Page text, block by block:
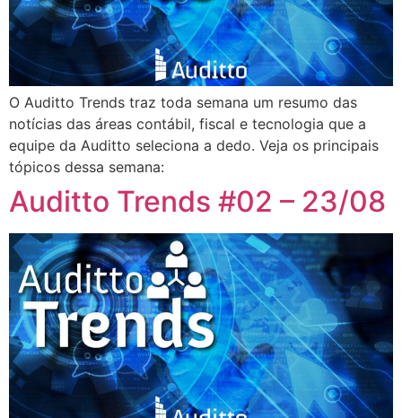
O Auditto Trends traz toda semana um resumo das
notícias das áreas contábil, fiscal e tecnologia que a
equipe da Auditto seleciona a dedo. Veja os principais
tópicos dessa semana:
Auditto Trends #02 – 23/08